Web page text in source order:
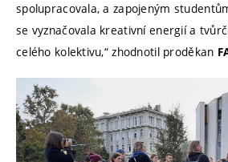
spolupracovala, a zapojeným
se vyznačovala kreativní energií a
celého kolektivu,“ zhodnotil proděkan